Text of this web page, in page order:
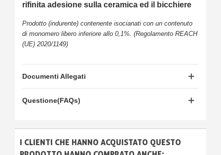
rifinita adesione sulla ceramica ed il bicchiere
Prodotto (indurente) contenente isocianati con un contenuto
di monomero libero inferiore allo 0,1%. (Regolamento REACH
(UE) 2020/1149)
Documenti Allegati
Questione(FAQs)
I CLIENTI CHE HANNO ACQUISTATO QUESTO